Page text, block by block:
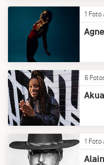
1 Foto
6
1 Foto